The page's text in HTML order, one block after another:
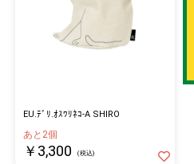
EU.ﾃﾞﾘ.ｵｽﾜﾘﾈｺ-A SHIRO
あと2個
￥3,300 (税込)